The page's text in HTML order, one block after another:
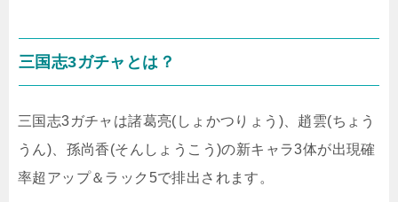
三国志3ガチャとは？
三国志3ガチャは諸葛亮(しょかつりょう)、趙雲(ちょう
うん)、孫尚香(そんしょうこう)の新キャラ3体が出現確
率超アップ＆ラック5で排出されます。